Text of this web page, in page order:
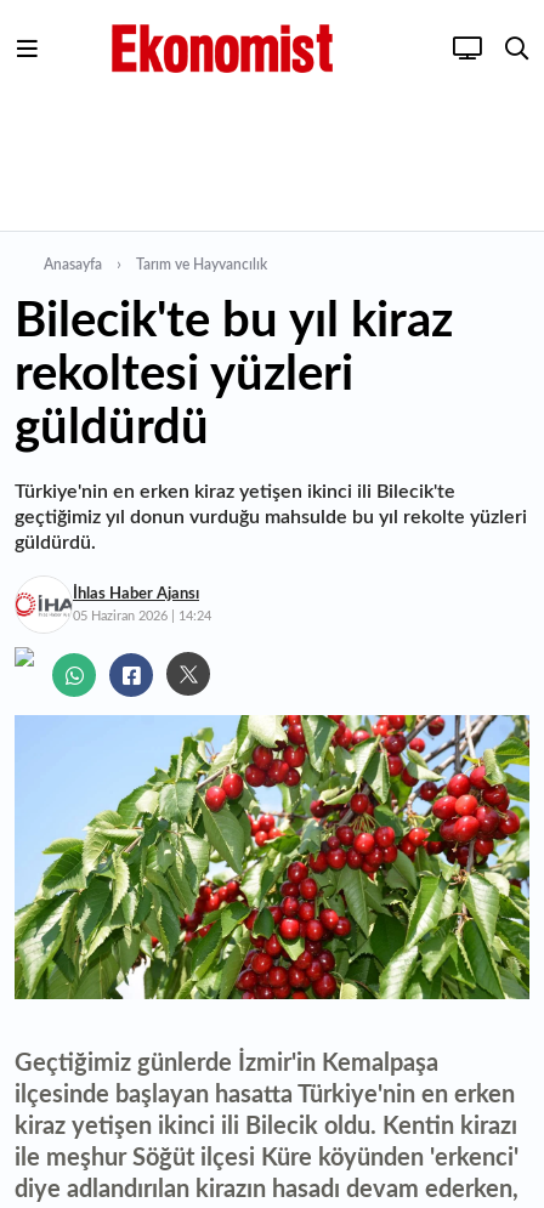
Anasayfa Tarım ve Hayvancılık
Bilecik'te bu yıl kiraz
rekoltesi yüzleri
güldürdü
Türkiye'nin en erken kiraz yetişen ikinci ili Bilecik'te
geçtiğimiz yıl donun vurduğu mahsulde bu yıl rekolte yüzleri
güldürdü.
İhlas Haber Ajansı
05 Haziran 2026 | 14:24
Geçtiğimiz günlerde İzmir'in Kemalpaşa
ilçesinde başlayan hasatta Türkiye'nin en erken
kiraz yetişen ikinci ili Bilecik oldu. Kentin kirazı
ile meşhur Söğüt ilçesi Küre köyünden 'erkenci'
diye adlandırılan kirazın hasadı devam ederken,